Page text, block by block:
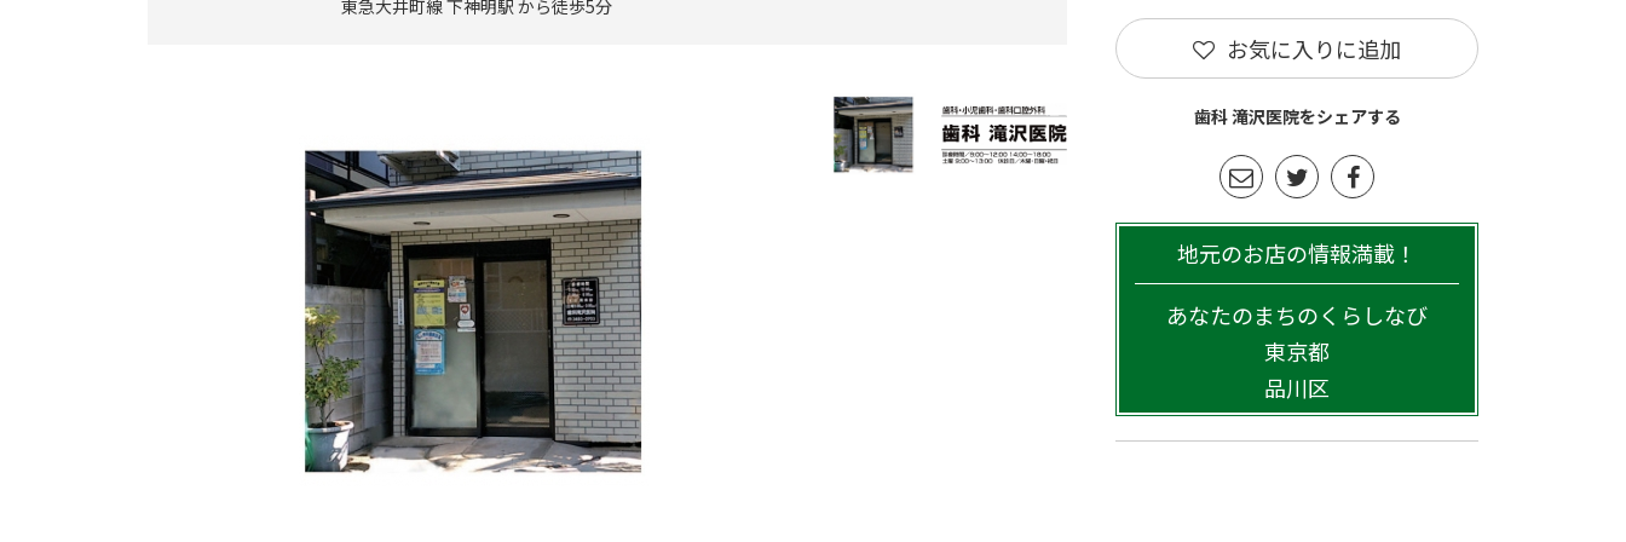
東急大井町線 下神明駅 から徒歩5分
お気に入りに追加
歯科 滝沢医院をシェアする
地元のお店の情報満載！
あなたのまちのくらしなび
東京都
品川区